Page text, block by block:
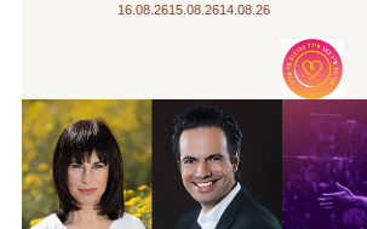
14.08.26
15.08.26
16.08.26